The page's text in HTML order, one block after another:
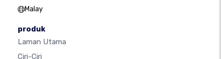
Malay
produk
Laman Utama
Ciri-Ciri